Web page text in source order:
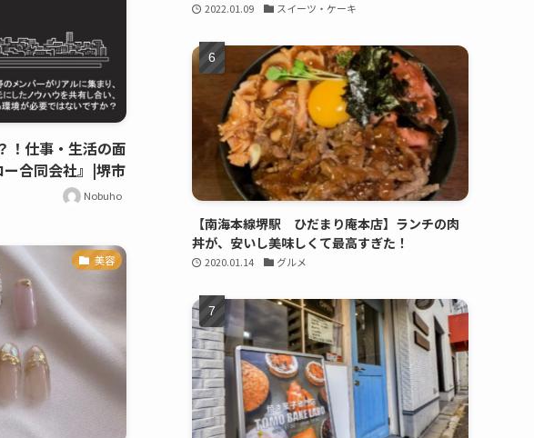
！仕事・生活の面
合同会社』|堺市
Nobuho
美容
2022.01.09 スイーツ・ケーキ
【南海本線堺駅 ひだまり庵本店】ランチの肉
丼が、安いし美味しくて最高すぎた！
2020.01.14 グルメ